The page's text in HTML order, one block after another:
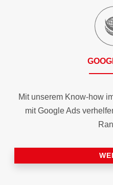
Mit unserem Know-how
mit Google Ads